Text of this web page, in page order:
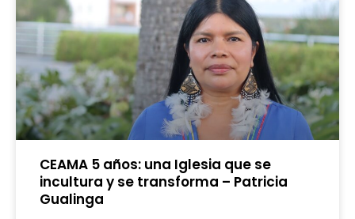
CEAMA 5 años: una Iglesia que se
incultura y se transforma – Patricia
Gualinga